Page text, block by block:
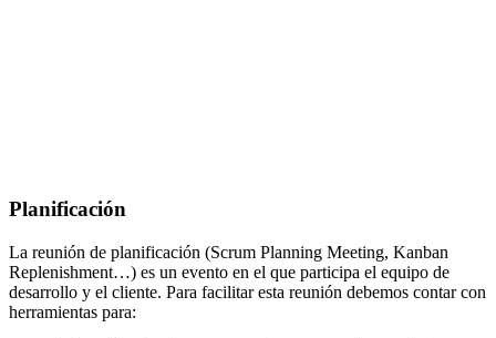
Planificación
La reunión de planificación (Scrum Planning Meeting, Kanban
Replenishment…) es un evento en el que participa el equipo de
desarrollo y el cliente. Para facilitar esta reunión debemos contar con
herramientas para: